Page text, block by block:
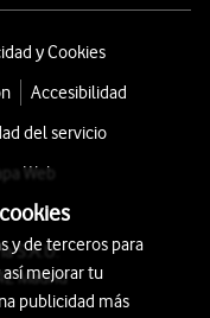
y Cookies
Accesibilidad
del servicio
Web
S.A.U.
Madrid
y de terceros para
mejorar tu
publicidad más